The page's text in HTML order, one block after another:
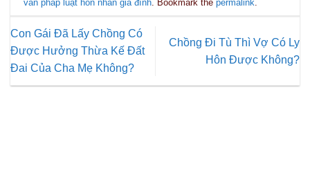
vấn pháp luật hôn nhân gia đình. Bookmark thepermalink.
Con Gái Đã Lấy Chồng Có
Được Hưởng Thừa Kế Đất
Đai Của Cha Mẹ Không?
Chồng Đi Tù Thì Vợ Có Ly
Hôn Được Không?